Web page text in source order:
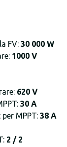
FV: 30 000 W
1000 V
620 V
30 A
MPPT: 38 A
2 / 2